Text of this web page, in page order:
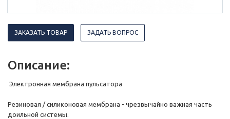
ЗАКАЗАТЬ ТОВАР ЗАДАТЬ ВОПРОС
Описание:
Электронная мембрана пульсатора
Резиновая / силиконовая мембрана - чрезвычайно важная часть
доильной системы.